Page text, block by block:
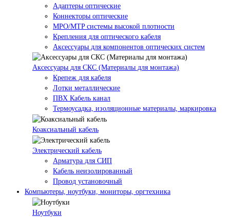
Адаптеры оптические
Коннекторы оптические
MPO/MTP системы высокой плотности
Крепления для оптического кабеля
Аксессуары для компонентов оптических систем
Аксессуары для СКС (Материалы для монтажа)
Крепеж для кабеля
Лотки металлические
ПВХ Кабель канал
Термоусадка, изоляционные материалы, маркировка
Коаксиальный кабель
Электрический кабель
Арматура для СИП
Кабель неизолированный
Провод установочный
Компьютеры, ноутбуки, мониторы, оргтехника
Ноутбуки